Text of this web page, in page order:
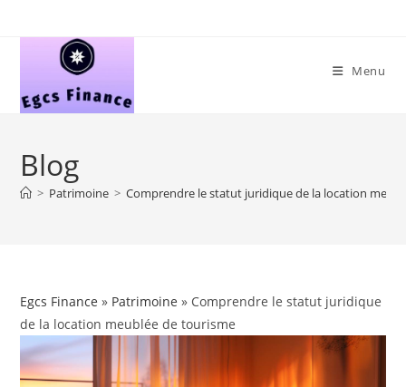
Menu
Blog
> Patrimoine > Comprendre le statut juridique de la location
Egcs Finance » Patrimoine » Comprendre le statut juridique
de la location meublée de tourisme